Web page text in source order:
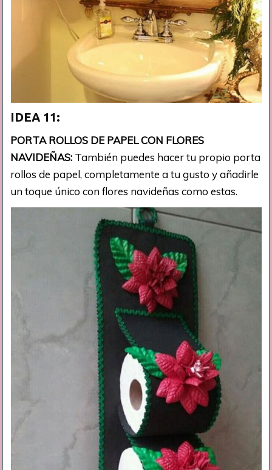
IDEA 11:
PORTA ROLLOS DE PAPEL CON FLORES
NAVIDEÑAS: También puedes hacer tu propio porta
rollos de papel, completamente a tu gusto y añadirle
un toque único con flores navideñas como estas.